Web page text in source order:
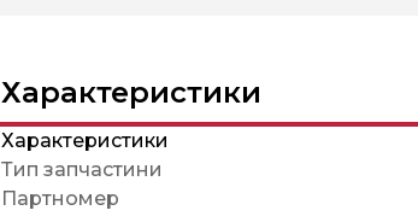
Характеристики
Характеристики
Тип запчастини
Партномер